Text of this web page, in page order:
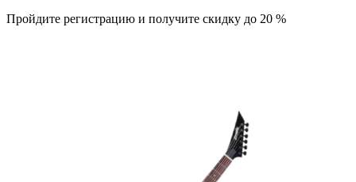
Пройдите регистрацию и получите скидку до 20 %